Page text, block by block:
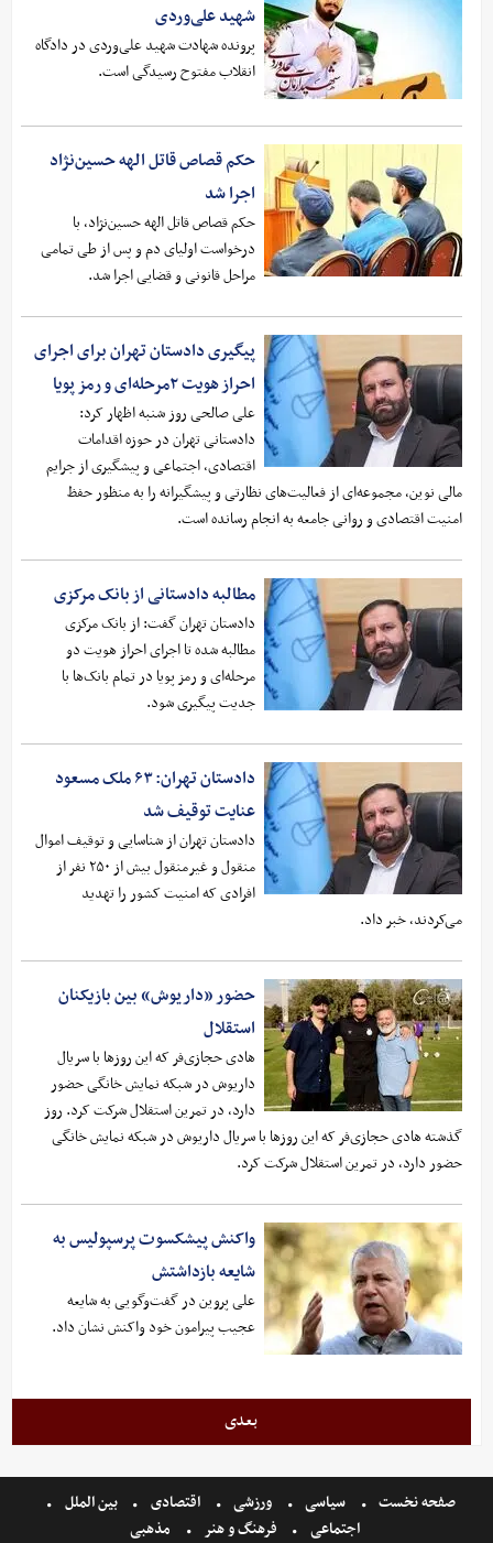
شهید علی‌وردی
پرونده شهادت شهید علی‌وردی در دادگاه
انقلاب مفتوح رسیدگی است.
حکم قصاص قاتل الهه حسین‌نژاد
اجرا شد
حکم قصاص قاتل الهه حسین‌نژاد، با
درخواست اولیای دم و پس از طی تمامی
مراحل قانونی و قضایی اجرا شد.
پیگیری دادستان تهران برای اجرای
احراز هویت ۲مرحله‌ای و رمز پویا
علی صالحی روز شنبه اظهار کرد:
دادستانی تهران در حوزه اقدامات
اقتصادی، اجتماعی و پیشگیری از جرایم
مالی نوین، مجموعه‌ای از فعالیت‌های نظارتی و پیشگیرانه را به منظور حفظ
امنیت اقتصادی و روانی جامعه به انجام رسانده است.
مطالبه دادستانی از بانک مرکزی
دادستان تهران گفت: از بانک مرکزی
مطالبه شده تا اجرای احراز هویت دو
مرحله‌ای و رمز پویا در تمام بانک‌ها با
جدیت پیگیری شود.
دادستان تهران: ۶۳ ملک مسعود
عنایت توقیف شد
دادستان تهران از شناسایی و توقیف اموال
منقول و غیرمنقول بیش از ۲۵۰ نفر از
افرادی که امنیت کشور را تهدید
می‌کردند، خبر داد.
حضور «داریوش» بین بازیکنان
استقلال
هادی حجازی‌فر که این روزها با سریال
داریوش در شبکه نمایش خانگی حضور
دارد، در تمرین استقلال شرکت کرد. روز
گذشته هادی حجازی‌فر که این روزها با سریال داریوش در شبکه نمایش خانگی
حضور دارد، در تمرین استقلال شرکت کرد.
واکنش پیشکسوت پرسپولیس به
شایعه بازداشتش
علی پروین در گفت‌وگویی به شایعه
عجیب پیرامون خود واکنش نشان داد.
بعدی
صفحه نخست سیاسی ورزشی اقتصادی
بین الملل
اجتماعی
فرهنگ و هنر مذهبی